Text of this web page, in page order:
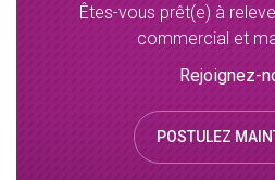
Êtes-vous prêt(e) à
commercial et
Rejoignez-
POSTULEZ